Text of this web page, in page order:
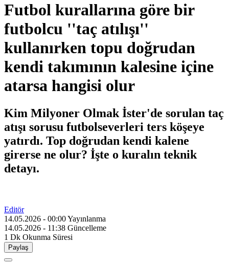
Futbol kurallarına göre bir
futbolcu ''taç atılışı''
kullanırken topu doğrudan
kendi takımının kalesine içine
atarsa hangisi olur
Kim Milyoner Olmak İster'de sorulan taç
atışı sorusu futbolseverleri ters köşeye
yatırdı. Top doğrudan kendi kalene
girerse ne olur? İşte o kuralın teknik
detayı.
Editör
14.05.2026 - 00:00Yayınlanma
14.05.2026 - 11:38 Güncelleme
1 Dk Okunma Süresi
Paylaş